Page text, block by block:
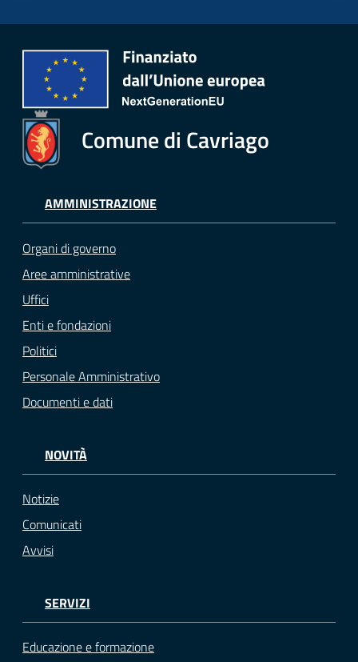
Comune di Cavriago
AMMINISTRAZIONE
Organi di governo
Aree amministrative
Uffici
Enti e fondazioni
Politici
Personale Amministrativo
Documenti e dati
NOVITÀ
Notizie
Comunicati
Avvisi
SERVIZI
Educazione e formazione